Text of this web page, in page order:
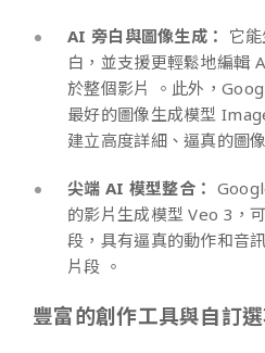
AI 旁白與圖像生成： 它
白，並支援更輕鬆地編輯
於整個影片 。此外，
最好的圖像生成模型
建立高度詳細、逼真的圖
尖端 AI 模型整合：
的影片生成模型 Veo 3，
段，具有逼真的動作和音
片段 。
豐富的創作工具與自訂